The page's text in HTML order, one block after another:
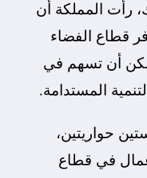
رأت المملكة أن
قطاع الفضاء
أن تسهم في
المستدامة.
حواريتين،
في قطاع